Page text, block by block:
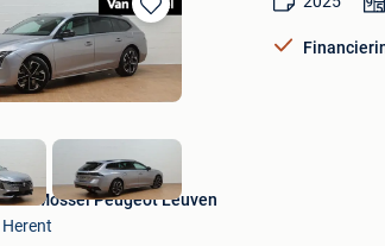
Bewaren
in
Mijn
Favorieten
Van Mossel Peugeot Leuven
Herent